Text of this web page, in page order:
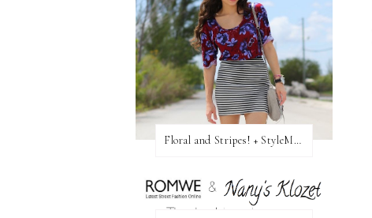
Floral and Stripes! + StyleMint GIVEAWAY!